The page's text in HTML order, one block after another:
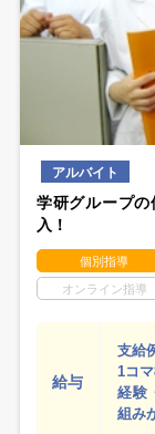
アルバイト
学研グループ
入！
個別指導
オンライン指導
給与
支給
1コ
経験
組み